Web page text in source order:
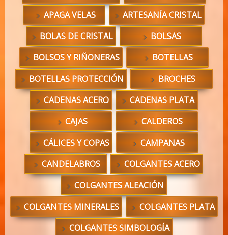
APAGA VELAS
ARTESANÍA CRISTAL
BOLAS DE CRISTAL
BOLSAS
BOLSOS Y RIÑONERAS
BOTELLAS
BOTELLAS PROTECCIÓN
BROCHES
CADENAS ACERO
CADENAS PLATA
CAJAS
CALDEROS
CÁLICES Y COPAS
CAMPANAS
CANDELABROS
COLGANTES ACERO
COLGANTES ALEACIÓN
COLGANTES MINERALES
COLGANTES PLATA
COLGANTES SIMBOLOGÍA